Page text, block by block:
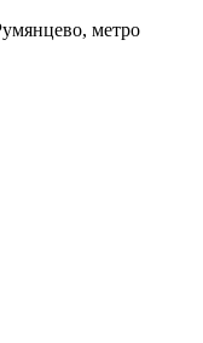
метро